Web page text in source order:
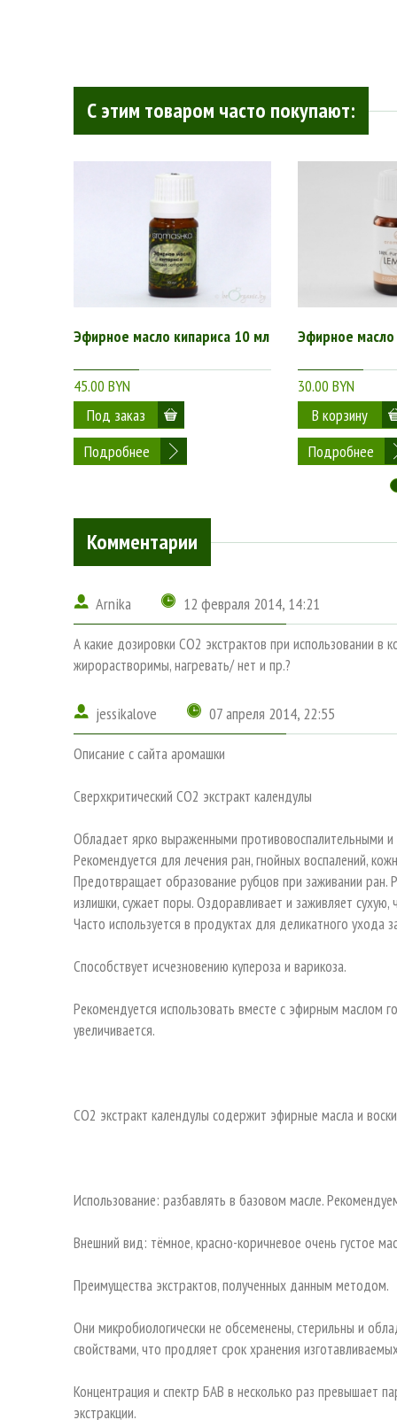
С этим товаром часто покупают:
Эфирное масло кипариса 10 мл
45.00 BYN
Подробнее
Эфирное
30.00 BYN
Подробнее
Комментарии
Arnika 12 февраля 2014, 14:21
А какие дозировки CO2 экстрактов при использовании
жирорастворимы, нагревать/ нет и пр.?
jessikalove 07 апреля 2014, 22:55
Описание с сайта аромашки
Сверхкритический СО2 экстракт календулы
Обладает ярко выраженными противовоспалительными
Рекомендуется для лечения ран, гнойных воспалений,
Предотвращает образование рубцов при заживании ран.
излишки, сужает поры. Оздоравливает и заживляет
Часто используется в продуктах для деликатного ухода
Способствует исчезновению купероза и варикоза.
Рекомендуется использовать вместе с эфирным маслом
увеличивается.
СО2 экстракт календулы содержит эфирные масла и
Использование: разбавлять в базовом масле.
Внешний вид: тёмное, красно-коричневое очень густое
Преимущества экстрактов, полученных данным методом.
Они микробиологически не обсеменены, стерильны и
свойствами, что продляет срок хранения
Концентрация и спектр БАВ в несколько раз превышает
экстракции.